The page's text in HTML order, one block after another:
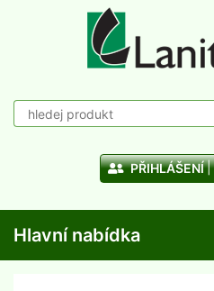
PŘIHLÁŠENÍ
Hlavní nabídka